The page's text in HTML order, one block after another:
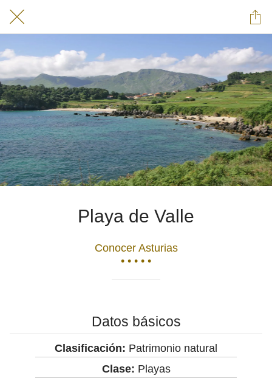
Playa de Valle
Conocer Asturias
• • • • •
Datos básicos
Clasificación: Patrimonio natural
Clase: Playas